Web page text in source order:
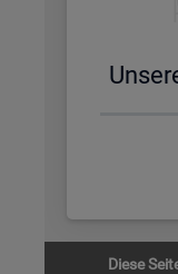
Diese